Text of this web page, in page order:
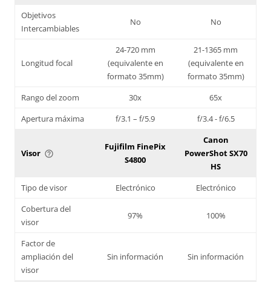
Objetivos
Intercambiables
No No
Longitud focal
24-720 mm
(equivalente en
formato 35mm)
21-1365 mm
(equivalente en
formato 35mm)
Rango del zoom
30x
65x
Apertura máxima
f/3.1 – f/5.9 f/3.4 - f/6.5
Visor help_outline
Fujifilm FinePix
S4800
Canon
PowerShot SX70
HS
Tipo de visor
Electrónico
Electrónico
Cobertura del
visor
97% 100%
Factor de
ampliación del
visor
Sin información Sin información